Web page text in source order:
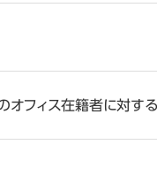
オフィス在籍者に対す